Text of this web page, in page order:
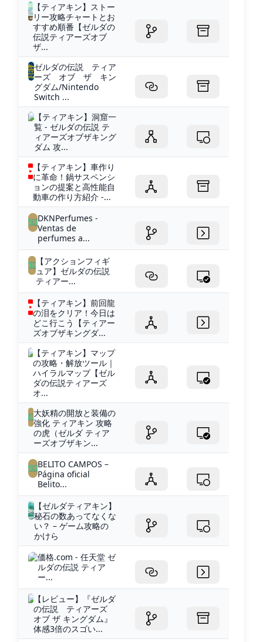
【ティアキン】ストー
リー攻略チャートとお
すすめ順番【ゼルダの
伝説ティアーズオブ
ザ...
ゼルダの伝説 ティア
ーズ オブ ザ キン
グダム/Nintendo
Switch ...
【ティアキン】洞窟一
覧 - ゼルダの伝説 テ
ィアーズオブザキング
ダム 攻...
【ティアキン】車作り
に革命！鍋サスペンシ
ョンの提案と高性能自
動車の作り方紹介 -...
DKNPerfumes -
Ventas de
perfumes a...
【アクションフィギ
ュア】ゼルダの伝説
ティアー...
【ティアキン】前回龍
の泪をクリア！今日は
どこ行こう【ティアー
ズオブザキングダ...
【ティアキン】マップ
の攻略・解放ツール｜
ハイラルマップ【ゼル
ダの伝説ティアーズ
オ...
大妖精の開放と装備の
強化 ティアキン 攻略
の虎（ゼルダ ティア
ーズオブザキン...
BELITO CAMPOS –
Página oficial
Belito...
【ゼルダティアキン】
秘石の数あってなくな
い？ – ゲーム攻略の
かけら
価格.com - 任天堂 ゼ
ルダの伝説 ティア
ー...
【レビュー】『ゼルダ
の伝説 ティアーズ
オブ ザ キングダム』
体感3倍のスゴい...